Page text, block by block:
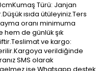
Türü: Janjan
ısıda ütüleyiniz.Ters
oranı minimuma
de günlük şık
ve kargo:
verildiğinde
SMS olarak